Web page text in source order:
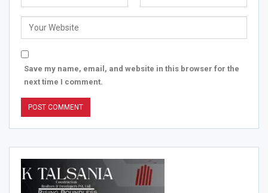
Save my name, email, and website in this browser for the
next time I comment.